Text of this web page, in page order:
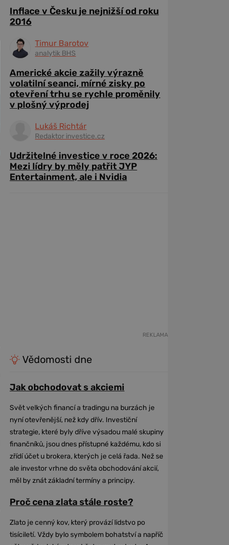
Inflace v Česku je nejnižší od roku
2016
Timur Barotov
analytik BHS
Americké akcie zažily výrazně
volatilní seanci, mírné zisky po
otevření trhu se rychle proměnily
v plošný výprodej
Lukáš Richtár
Redaktor investice.cz
Udržitelné investice v roce 2026:
Mezi lídry by měly patřit JYP
Entertainment, ale i Nvidia
REKLAMA
Vědomosti dne
Jak obchodovat s akciemi
Svět velkých financí a tradingu na burzách je
nyní otevřenější, než kdy dřív. Investiční
strategie, které byly dříve výsadou malé skupiny
finančníků, jsou dnes přístupné každému, kdo si
zřídí účet u brokera, kterých je celá řada. Než se
ale investor vrhne do světa obchodování akcií,
měl by znát základní termíny a principy.
Proč cena zlata stále roste?
Zlato je cenný kov, který provází lidstvo po
tisíciletí. Vždy bylo symbolem bohatství a napříč